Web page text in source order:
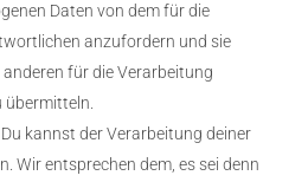
Daten von dem für die
anzufordern und sie
für die Verarbeitung
kannst der Verarbeitung deiner
Wir entsprechen dem, es sei denn